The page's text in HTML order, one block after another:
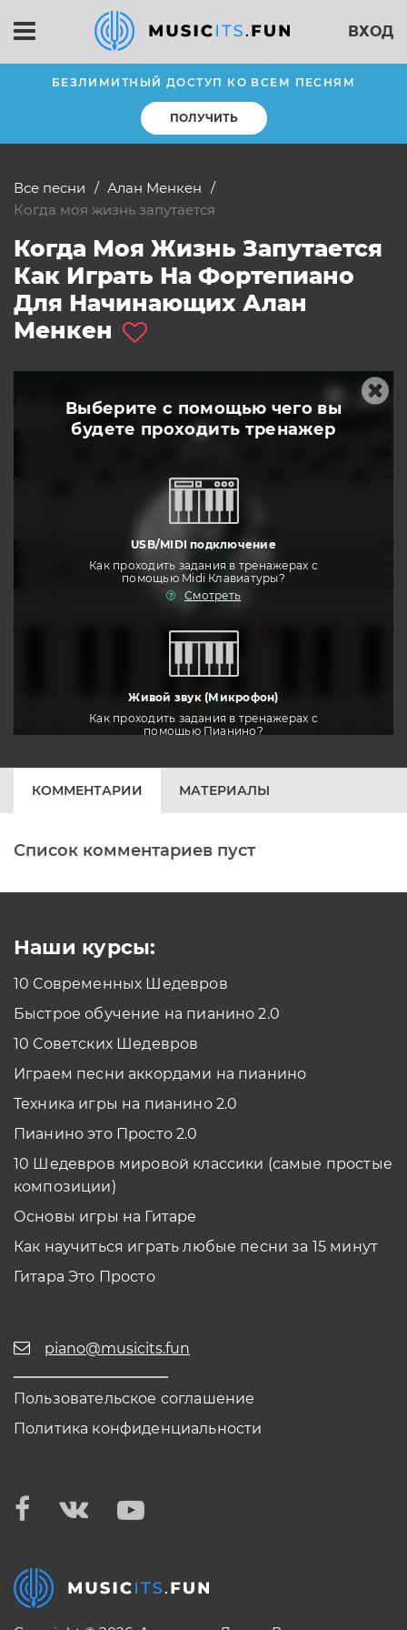
ВХОД
БЕЗЛИМИТНЫЙ ДОСТУП КО ВСЕМ ПЕСНЯМ
ПОЛУЧИТЬ
Все песни
Алан Менкен
когда моя жизнь запутается
Когда Моя Жизнь Запутается
Как Играть На Фортепиано
Для Начинающих Алан
Менкен
Выберите с помощью чего вы
будете проходить тренажер
USB/MIDI подключение
Как проходить задания в тренажерах с
помощью Midi Клавиатуры?
Смотреть
Живой звук (Микрофон)
Как проходить задания в тренажерах с
помощью Пианино?
Печатная клавиатура
Как проходить задания в тренажерах с
помощью Планшета/телефона?
тренировать
КОММЕНТАРИИ МАТЕРИАЛЫ
Список комментариев пуст
Наши курсы:
10 Современных Шедевров
Быстрое обучение на пианино 2.0
10 Советских Шедевров
Играем песни аккордами на пианино
Техника игры на пианино 2.0
Пианино это Просто 2.0
10 Шедевров мировой классики (самые простые
композиции)
Основы игры на Гитаре
Как научиться играть любые песни за 15 минут
Гитара Это Просто
piano@musicits.fun
Пользовательское соглашение
Политика конфиденциальности